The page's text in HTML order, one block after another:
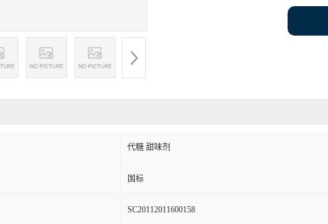
代糖 甜味剂
国标
SC20112011600158